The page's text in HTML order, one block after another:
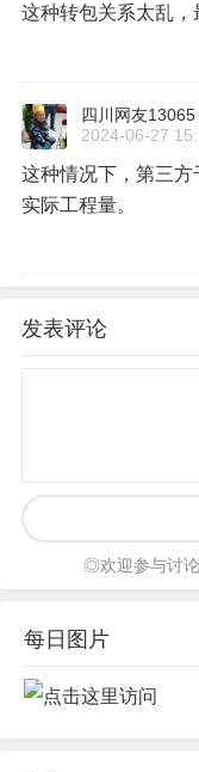
这种转包关系太乱，
四川网友13065
2024-06-27
这种情况下，第三
实际工程量。
发表评论
◎欢迎参与讨论
每日图片